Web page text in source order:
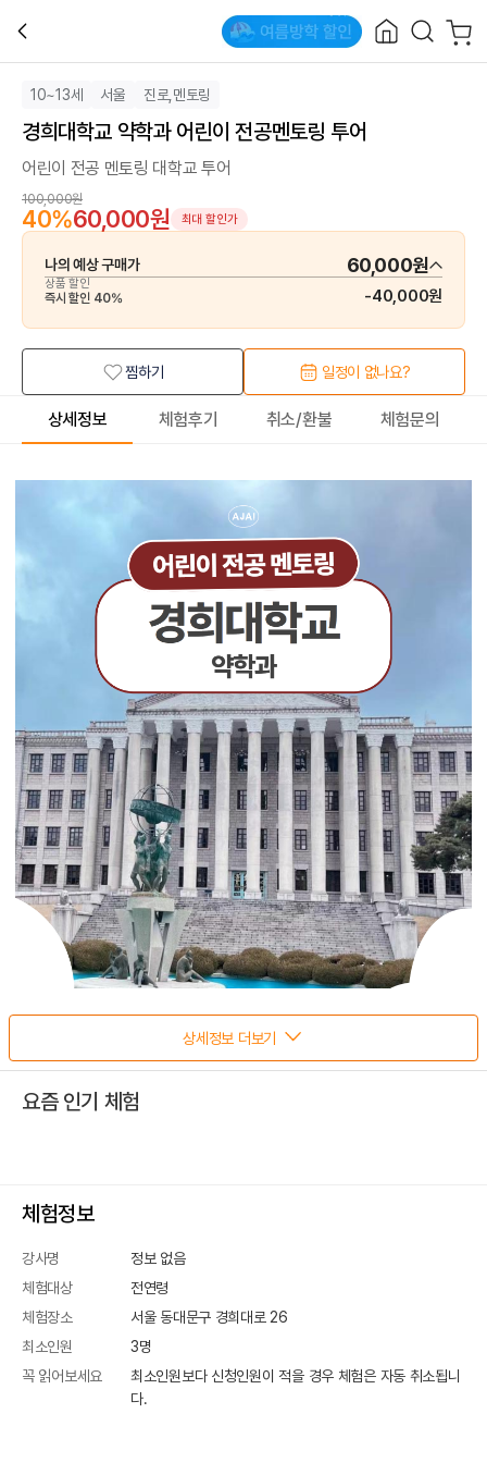
10~13세 서울 진로,멘토링
경희대학교 약학과 어린이 전공멘토링 투어
어린이 전공 멘토링 대학교 투어
100,000원
40%60,000원 최대 할인가
나의 예상 구매가 60,000원
상품 할인
즉시 할인 40% -40,000원
찜하기 일정이 없나요?
상세정보 체험후기 취소/환불 체험문의
상세정보 더보기
요즘 인기 체험
체험정보
강사명
정보 없음
체험대상
전연령
체험장소
서울 동대문구 경희대로 26
최소인원
3명
꼭 읽어보세요
최소인원보다 신청인원이 적을 경우 체험은 자동 취소됩니
다.